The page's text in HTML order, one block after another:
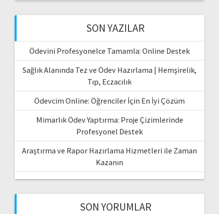
SON YAZILAR
Ödevini Profesyonelce Tamamla: Online Destek
Sağlık Alanında Tez ve Ödev Hazırlama | Hemşirelik,
Tıp, Eczacılık
Ödevcim Online: Öğrenciler İçin En İyi Çözüm
Mimarlık Ödev Yaptırma: Proje Çizimlerinde
Profesyonel Destek
Araştırma ve Rapor Hazırlama Hizmetleri ile Zaman
Kazanın
SON YORUMLAR